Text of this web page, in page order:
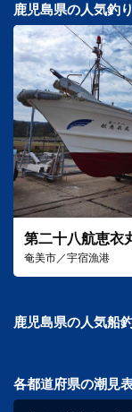
鹿児島県の人気釣
第二十八航恵衣
奄美市／宇宿漁港
鹿児島県の人気船
各都道府県の潮見